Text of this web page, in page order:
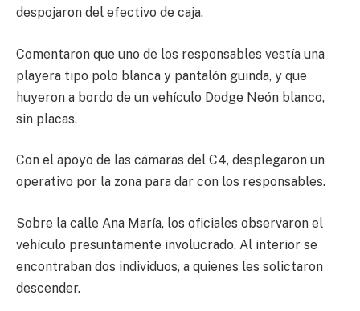
despojaron del efectivo de caja.
Comentaron que uno de los responsables vestía una
playera tipo polo blanca y pantalón guinda, y que
huyeron a bordo de un vehículo Dodge Neón blanco,
sin placas.
Con el apoyo de las cámaras del C4, desplegaron un
operativo por la zona para dar con los responsables.
Sobre la calle Ana María, los oficiales observaron el
vehículo presuntamente involucrado. Al interior se
encontraban dos individuos, a quienes les solictaron
descender.